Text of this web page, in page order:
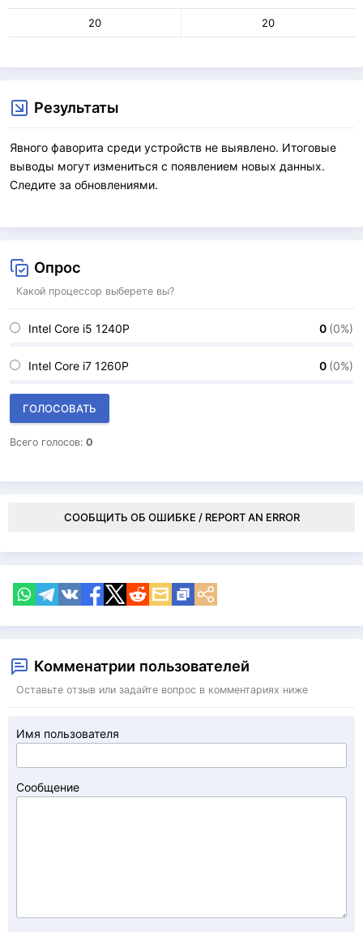
20 20
Результаты
Явного фаворита среди устройств не выявлено. Итоговые
выводы могут измениться с появлением новых данных.
Следите за обновлениями.
Опрос
Какой процессор выберете вы?
Intel Core i5 1240P 0 (0%)
Intel Core i7 1260P 0 (0%)
ГОЛОСОВАТЬ
Всего голосов: 0
СООБЩИТЬ ОБ ОШИБКЕ / REPORT AN ERROR
Комменатрии пользователей
Оставьте отзыв или задайте вопрос в комментариях ниже
Имя пользователя
Сообщение